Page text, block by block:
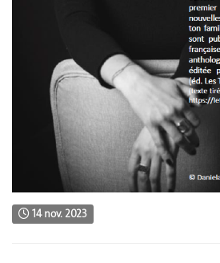
14 nov. 2023